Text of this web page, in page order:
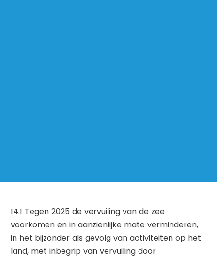
14.1 Tegen 2025 de vervuiling van de zee
voorkomen en in aanzienlijke mate verminderen,
in het bijzonder als gevolg van activiteiten op het
land, met inbegrip van vervuiling door